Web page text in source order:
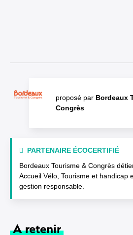
proposé par Bordeaux
Congrès
PARTENAIRE ÉCOCERTIFIÉ
Bordeaux Tourisme & Congrès
Accueil Vélo, Tourisme et handicap
gestion responsable.
A retenir